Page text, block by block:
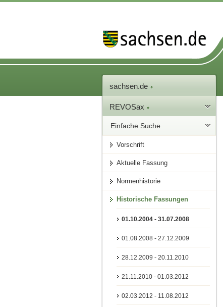
sachsen.de
REVOSax
Einfache Suche
Vorschrift
Aktuelle Fassung
Normenhistorie
Historische Fassungen
01.10.2004 - 31.07.2008
01.08.2008 - 27.12.2009
28.12.2009 - 20.11.2010
21.11.2010 - 01.03.2012
02.03.2012 - 11.08.2012